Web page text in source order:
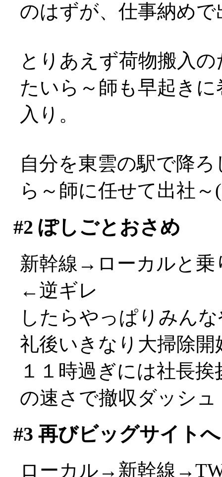
のはずが、仕事納め
とりあえず荷物搬入
たいら～師も早起き
入り。
自分を東雲の駅で降
ら～師に任せて出社～
#2 ぽしごとおさめ
新幹線→ローカルと乗
←逆ギレ
したらやっぱりみん
礼後いきなり大掃除開
１１時過ぎには社長
の速さで撤収ダッシュ
#3 再びビッグサイトへ
ローカル→新幹線